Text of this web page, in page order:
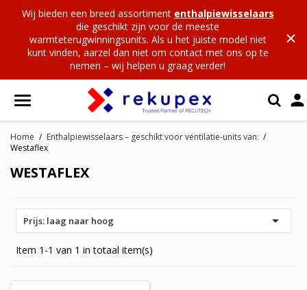
Wij bieden een breed assortiment enthalpiewisselaars
die geschikt zijn voor de meeste
warmteterugwinningsunits. Als u het juiste model niet
kunt vinden, aarzel dan niet om contact met ons op te
nemen – wij helpen u graag verder!

Home
Enthalpiewisselaars – geschikt voor ventilatie-units van:
Westaflex
WESTAFLEX
Prijs: laag naar hoog 
Item 1-1 van 1 in totaal item(s)